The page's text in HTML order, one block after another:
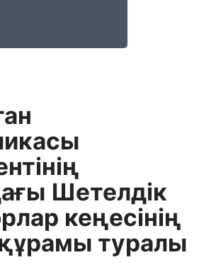
Шетелдік
кеңесінің
туралы